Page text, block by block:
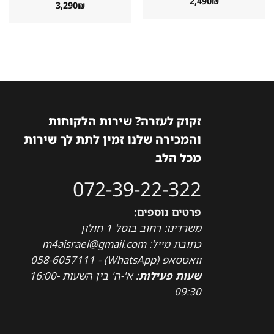
3,290
זקוק לעזרה? שירות הלקוחות
והמכירה שלנו זמין לתת לך שירות
מכל הלב
072-39-22-322
פרטים נוספים:
משרדינו: רחוב בוסל 1 חולון
כתובת מייל: m4aisrael@gmail.com
וואטסאפ (WhatsApp) - 058-6057111
שעות פעילות:
א'-ה' בין השעות 16:00-
09:30